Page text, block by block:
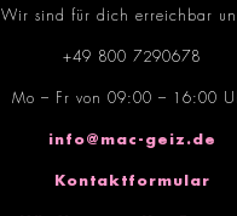
Wir sind für dich erreichbar
+49 800 7290678
Mo – Fr von 09:00 – 16:00
info@mac-geiz.de
Kontaktformular